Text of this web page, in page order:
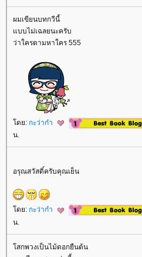
ผมเขียนบทกวีนี้
บบไม่เฉลยนะครับ
ว่าใครตามหาใคร 555
ดย: กะว่าก๋า
น.
อรุณสวัสดิ์ครับคุณเย็น
ดย: กะว่าก๋า
น.
สกพวงเป็นไม้ดอกยืนต้น